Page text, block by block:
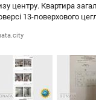
центру. Квартира
13-поверхового
без зайвих витрат
проєкту: • перенесено
підлоги; •
• розведено
• перенесено